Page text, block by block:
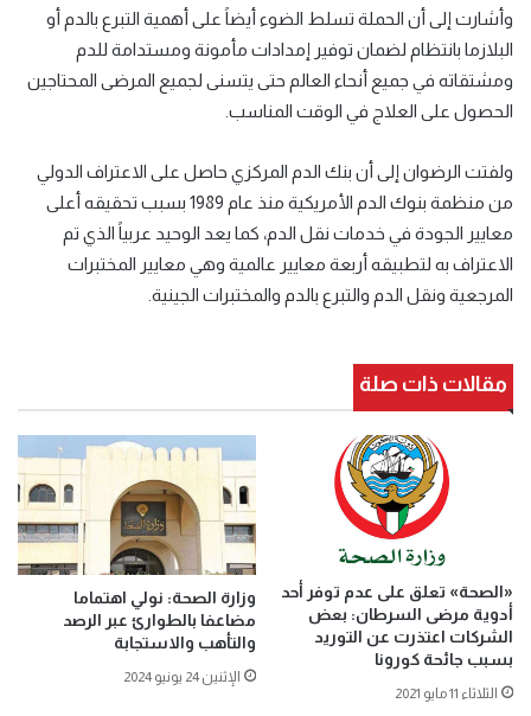
وأشارت إلى أن الحملة تسلط الضوء أيضاً على أهمية التبرع بالدم أو
البلازما بانتظام لضمان توفير إمدادات مأمونة ومستدامة للدم
ومشتقاته في جميع أنحاء العالم حتى يتسنى لجميع المرضى المحتاجين
الحصول على العلاج في الوقت المناسب.
ولفتت الرضوان إلى أن بنك الدم المركزي حاصل على الاعتراف الدولي
من منظمة بنوك الدم الأمريكية منذ عام 1989 بسبب تحقيقه أعلى
معايير الجودة في خدمات نقل الدم، كما يعد الوحيد عربياً الذي تم
الاعتراف به لتطبيقه أربعة معايير عالمية وهي معايير المختبرات
المرجعية ونقل الدم والتبرع بالدم والمختبرات الجينية.
مقالات ذات صلة
«الصحة» تعلق على عدم توفر أحد
أدوية مرضى السرطان: بعض
الشركات اعتذرت عن التوريد
بسبب جائحة كورونا
الثلاثاء 11 مايو 2021
وزارة الصحة: نولي اهتماما
مضاعفا بالطوارئ عبر الرصد
والتأهب والاستجابة
الإثنين 24 يونيو 2024